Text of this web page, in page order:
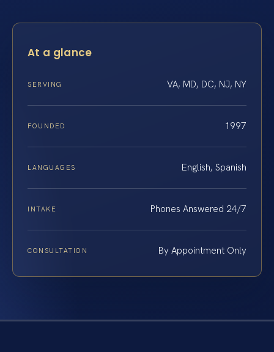
At a glance
SERVING VA, MD, DC, NJ, NY
FOUNDED 1997
LANGUAGES English, Spanish
INTAKE Phones Answered 24/7
CONSULTATION By Appointment Only